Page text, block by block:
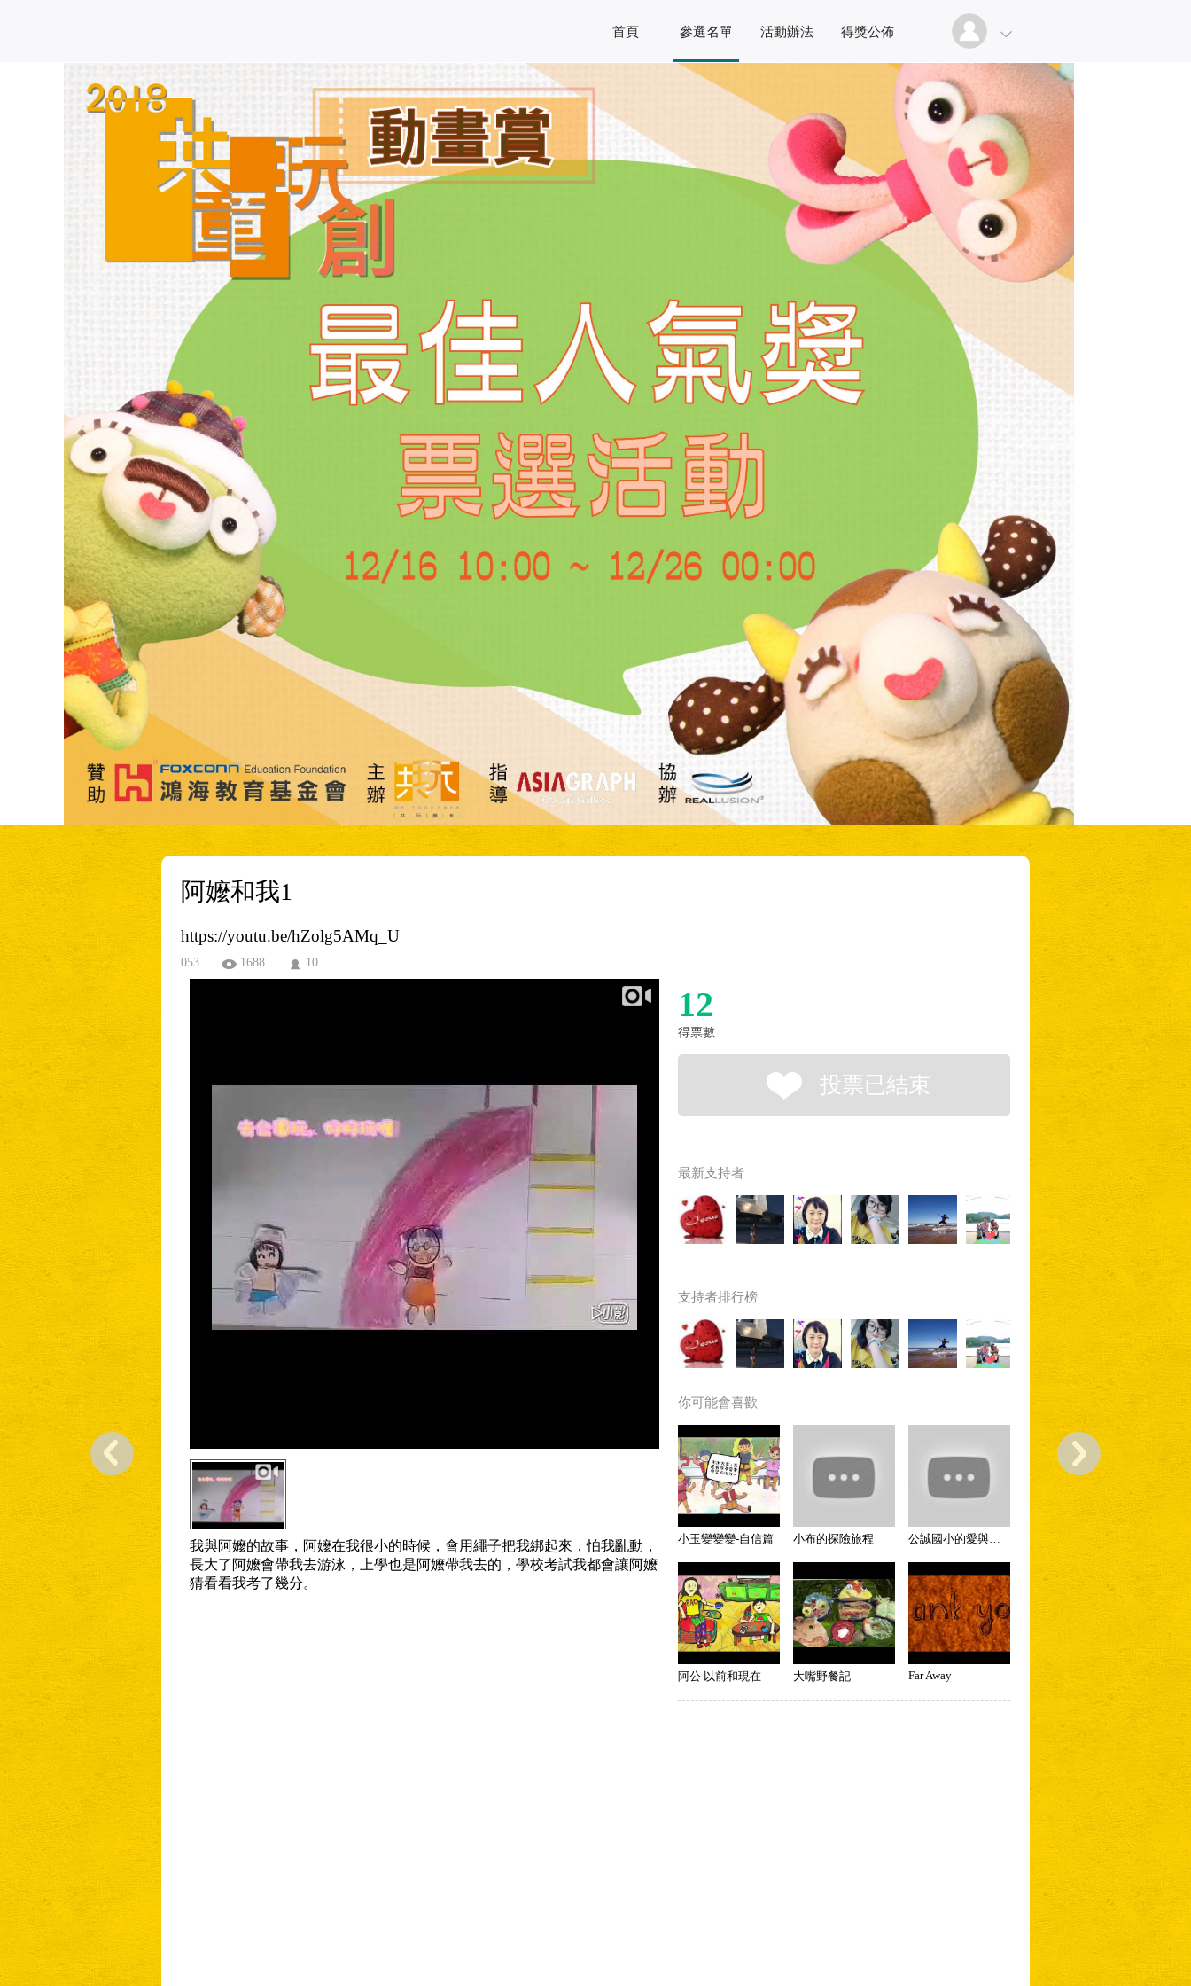
首頁 參選名單 活動辦法 得獎公佈
阿嬤和我1
https://youtu.be/hZolg5AMq_U
053 1688 10
我與阿嬤的故事，阿嬤在我很小的時候，會用繩子把我綁起來，怕我亂動，
長大了阿嬤會帶我去游泳，上學也是阿嬤帶我去的，學校考試我都會讓阿嬤
猜看看我考了幾分。
12
得票數
投票已結束
最新支持者
支持者排行榜
你可能會喜歡
小玉變變變-自信篇 小布的探險旅程 公誠國小的愛與世界和平
阿公 以前和現在 大嘴野餐記 Far Away